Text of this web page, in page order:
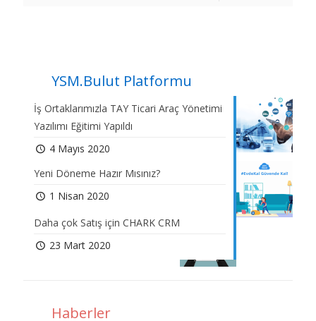
YSM.Bulut Platformu
İş Ortaklarımızla TAY Ticari Araç Yönetimi
Yazılımı Eğitimi Yapıldı
4 Mayıs 2020
Yeni Döneme Hazır Mısınız?
1 Nisan 2020
Daha çok Satış için CHARK CRM
23 Mart 2020
Haberler